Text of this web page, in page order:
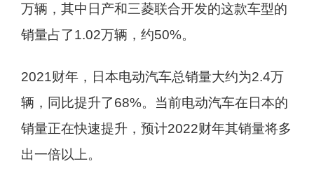
万辆，其中日产和三菱联合开发的这款车型的
销量占了1.02万辆，约50%。
2021财年，日本电动汽车总销量大约为2.4万
辆，同比提升了68%。当前电动汽车在日本的
销量正在快速提升，预计2022财年其销量将多
出一倍以上。